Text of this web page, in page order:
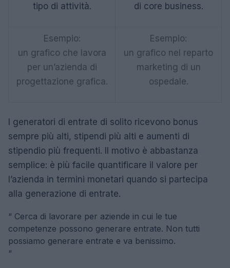
tipo di attività.
di core business.
Esempio:
un grafico che lavora
per un’azienda di
progettazione grafica.
Esempio:
un grafico nel reparto
marketing di un
ospedale.
I generatori di entrate di solito ricevono bonus
sempre più alti, stipendi più alti e aumenti di
stipendio più frequenti. Il motivo è abbastanza
semplice: è più facile quantificare il valore per
l’azienda in termini monetari quando si partecipa
alla generazione di entrate.
“ Cerca di lavorare per aziende in cui le tue
competenze possono generare entrate. Non tutti
possiamo generare entrate e va benissimo.
“